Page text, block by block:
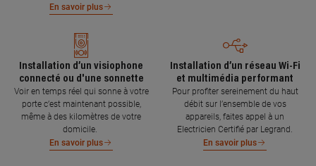
En savoir plus
Installation d’un visiophone
connecté ou d'une sonnette
Voir en temps réel qui sonne à votre
porte c’est maintenant possible,
même à des kilomètres de votre
domicile.
En savoir plus
Installation d’un réseau Wi-Fi
et multimédia performant
Pour profiter sereinement du haut
débit sur l’ensemble de vos
appareils, faites appel à un
Electricien Certifié par Legrand.
En savoir plus